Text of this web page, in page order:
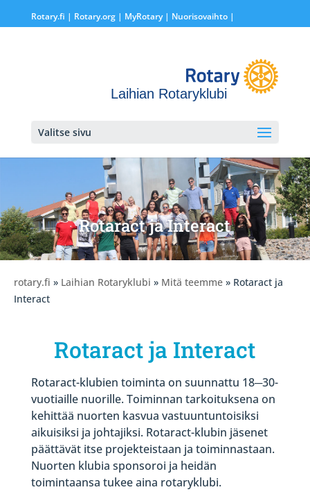
Rotary.fi | Rotary.org| MyRotary | Nuorisovaihto|
Laihian Rotaryklubi
Valitse sivu
Rotaract ja Interact
rotary.fi » Laihian Rotaryklubi » Mitä teemme » Rotaract ja
Interact
Rotaract ja Interact
Rotaract-klubien toiminta on suunnattu 18─30-
vuotiaille nuorille. Toiminnan tarkoituksena on
kehittää nuorten kasvua vastuuntuntoisiksi
aikuisiksi ja johtajiksi. Rotaract-klubin jäsenet
päättävät itse projekteistaan ja toiminnastaan.
Nuorten klubia sponsoroi ja heidän
toimintaansa tukee aina rotaryklubi.